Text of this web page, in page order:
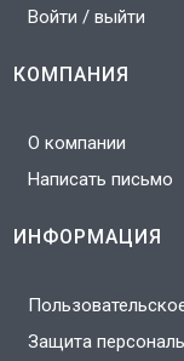
Войти / выйти
КОМПАНИЯ
О компании
Написать письмо
ИНФОРМАЦИЯ
Защита